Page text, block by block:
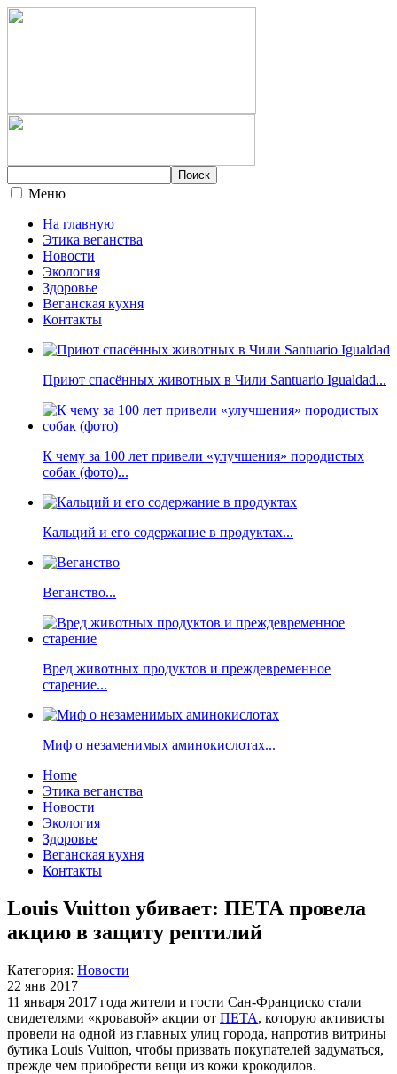
Меню
На главную
Этика веганства
Новости
Экология
Здоровье
Веганская кухня
Контакты
Приют спасённых животных в Чили Santuario Igualdad...
К чему за 100 лет привели «улучшения» породистых
собак (фото)...
Кальций и его содержание в продуктах...
Веганство...
Вред животных продуктов и преждевременное
старение...
Миф о незаменимых аминокислотах...
Home
Этика веганства
Новости
Экология
Здоровье
Веганская кухня
Контакты
Louis Vuitton убивает: ПЕТА провела
акцию в защиту рептилий
Категория: Новости
22 янв 2017
11 января 2017 года жители и гости Сан-Франциско стали
свидетелями «кровавой» акции от ПЕТА, которую активисты
провели на одной из главных улиц города, напротив витрины
бутика Louis Vuitton, чтобы призвать покупателей задуматься,
прежде чем приобрести вещи из кожи крокодилов.